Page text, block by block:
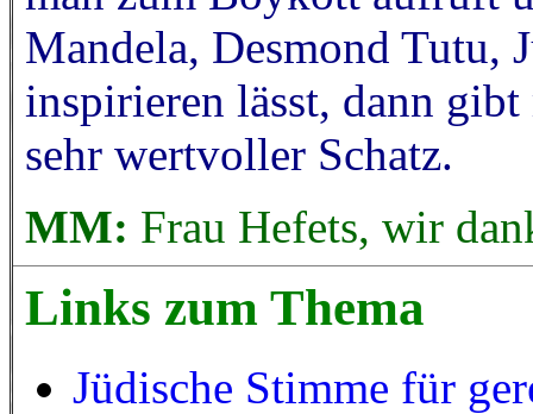
Mandela, Desmond Tutu,
inspirieren lässt, dann
sehr wertvoller Schatz.
MM: Frau Hefets, wir
Links zum Thema
Jüdische Stimme für